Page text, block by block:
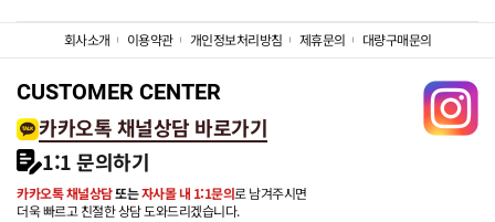
회사소개 이용약관 개인정보처리방침 제휴문의 대량구매문의
CUSTOMER CENTER
카카오톡 채널상담 바로가기
1:1 문의하기
카카오톡 채널상담또는자사몰 내 1:1문의로 남겨주시면
더욱 빠르고 친절한 상담 도와드리겠습니다.